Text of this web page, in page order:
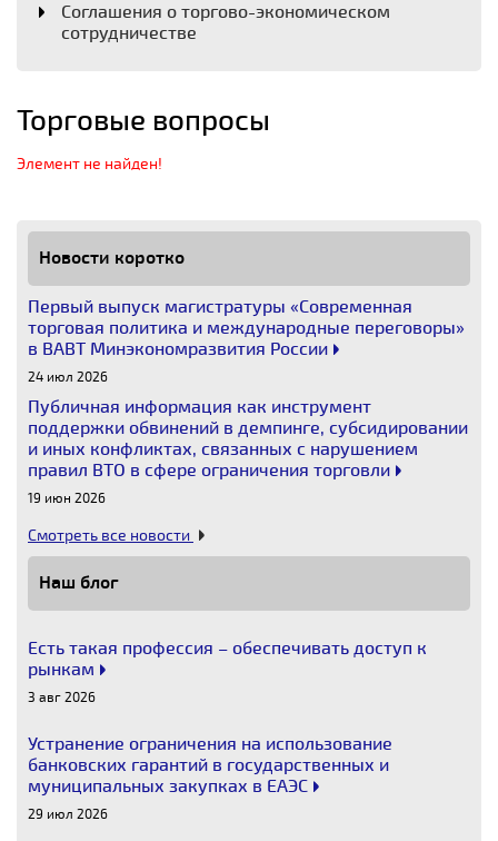
Соглашения о торгово-экономическом
сотрудничестве
Торговые вопросы
Элемент не найден!
Новости коротко
Первый выпуск магистратуры «Современная
торговая политика и международные переговоры»
в ВАВТ Минэкономразвития России
24 июл 2026
Публичная информация как инструмент
поддержки обвинений в демпинге, субсидировании
и иных конфликтах, связанных с нарушением
правил ВТО в сфере ограничения торговли
19 июн 2026
Смотреть все новости
Наш блог
Есть такая профессия – обеспечивать доступ к
рынкам
3 авг 2026
Устранение ограничения на использование
банковских гарантий в государственных и
муниципальных закупках в ЕАЭС
29 июл 2026